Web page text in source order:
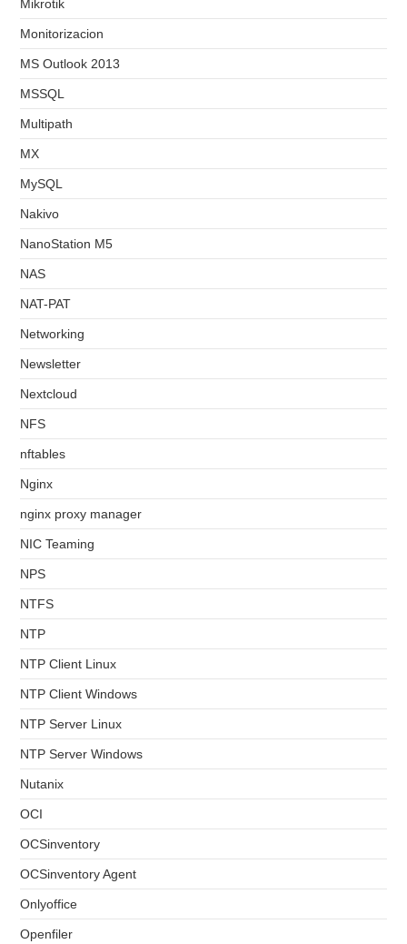
Mikrotik
Monitorizacion
MS Outlook 2013
MSSQL
Multipath
MX
MySQL
Nakivo
NanoStation M5
NAS
NAT-PAT
Networking
Newsletter
Nextcloud
NFS
nftables
Nginx
nginx proxy manager
NIC Teaming
NPS
NTFS
NTP
NTP Client Linux
NTP Client Windows
NTP Server Linux
NTP Server Windows
Nutanix
OCI
OCSinventory
OCSinventory Agent
Onlyoffice
Openfiler